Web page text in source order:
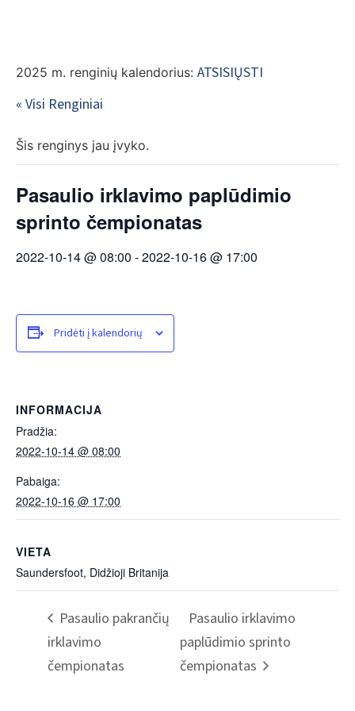
2025 m. renginių kalendorius: ATSISIŲSTI
« Visi Renginiai
Šis renginys jau įvyko.
Pasaulio irklavimo paplūdimio
sprinto čempionatas
2022-10-14 @ 08:00 -2022-10-16 @ 17:00
Pridėti į kalendorių
INFORMACIJA
Pradžia:
2022-10-14 @ 08:00
Pabaiga:
2022-10-16 @ 17:00
VIETA
Saundersfoot, Didžioji Britanija
Pasaulio pakrančių
irklavimo
čempionatas
Pasaulio irklavimo
paplūdimio sprinto
čempionatas